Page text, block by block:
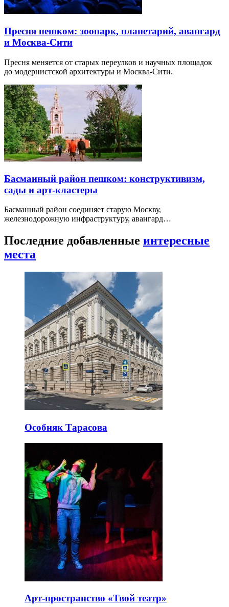
Пресня пешком: зоопарк, планетарий, авангард
и Москва-Сити
Пресня меняется от старых переулков и научных площадок
до модернистской архитектуры и Москва-Сити.
Басманный район пешком: конструктивизм,
сады и арт-кластеры
Басманный район соединяет старую Москву,
железнодорожную инфраструктуру, авангард…
Последние добавленные интересные
места
Особняк Тарасова
Арт-пространство «Твой театр»